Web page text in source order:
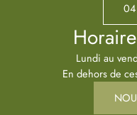
Lundi au
En dehors de